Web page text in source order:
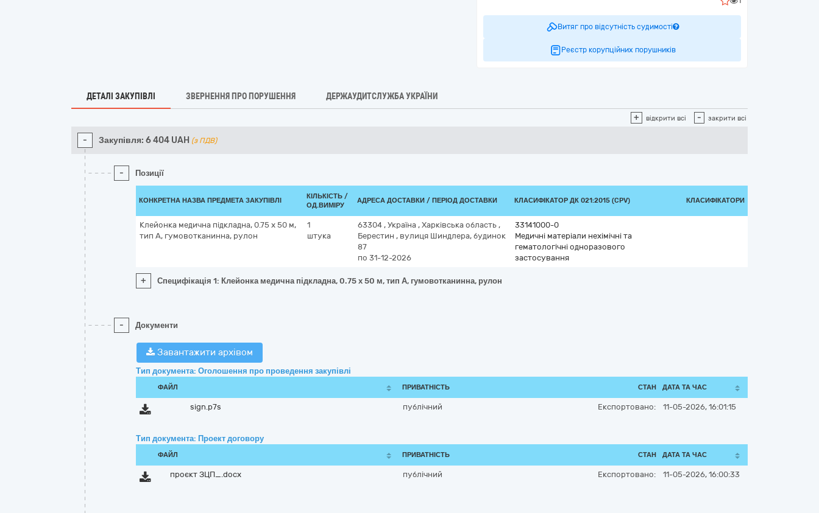
Витяг про відсутність судимості
Реєстр корупційних порушників
ДЕТАЛІ ЗАКУПІВЛІ ЗВЕРНЕННЯ ПРО ПОРУШЕННЯ ДЕРЖАУДИТСЛУЖБА УКРАЇНИ
+ відкрити всі - закрити всі
- Закупівля: 6 404 UAH (з ПДВ)
- Позиції
КОНКРЕТНА НАЗВА ПРЕДМЕТА ЗАКУПІВЛІ
КІЛЬКІСТЬ /
ОД.ВИМІРУ
АДРЕСА ДОСТАВКИ / ПЕРІОД ДОСТАВКИ КЛАСИФІКАТОР ДК 021:2015 (CPV) КЛАСИФІКАТОРИ
Клейонка медична підкладна, 0.75 х 50 м,
тип А, гумовотканинна, рулон
1
штука
63304 , Україна , Харківська область ,
Берестин , вулиця Шиндлера, будинок
87
по 31-12-2026
33141000-0
Медичні матеріали нехімічні та
гематологічні одноразового
застосування
+ Специфікація 1: Клейонка медична підкладна, 0.75 х 50 м, тип А, гумовотканинна, рулон
- Документи
Завантажити архівом
Тип документа: Оголошення про проведення закупівлі
ФАЙЛ ПРИВАТНІСТЬ СТАН ДАТА ТА ЧАС
sign.p7s публічний Експортовано: 11-05-2026, 16:01:15
Тип документа: Проект договору
ФАЙЛ ПРИВАТНІСТЬ СТАН ДАТА ТА ЧАС
проєкт ЗЦП_.docx публічний Експортовано: 11-05-2026, 16:00:33